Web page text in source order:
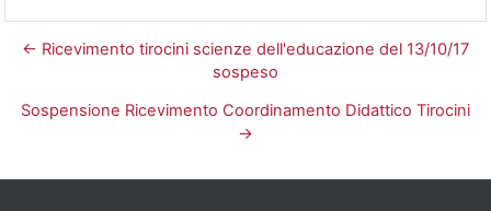
← Ricevimento tirocini scienze dell'educazione del 13/10/17
sospeso
Sospensione Ricevimento Coordinamento Didattico Tirocini
→